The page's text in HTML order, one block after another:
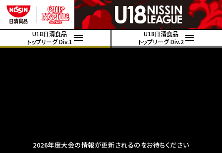
U18日清食品
トップリーグ Div.1
U18日清食品
トップリーグ Div.2
2026年度大会の情報が更新されるのをお待ちください